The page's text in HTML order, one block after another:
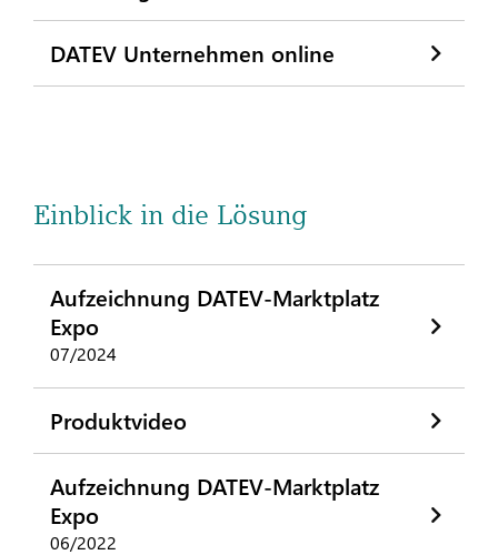
DATEV Unternehmen online
Einblick in die Lösung
Aufzeichnung DATEV-Marktplatz
Expo
07/2024
Produktvideo
Aufzeichnung DATEV-Marktplatz
Expo
06/2022